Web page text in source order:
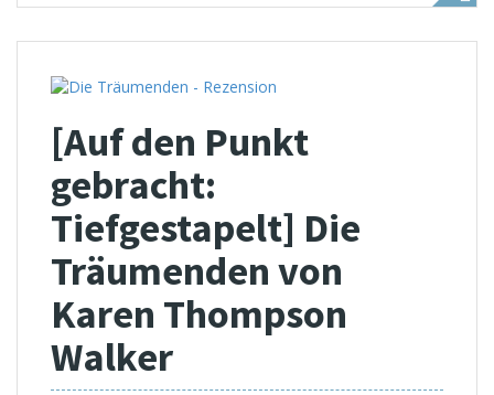
[Auf den Punkt
gebracht:
Tiefgestapelt] Die
Träumenden von
Karen Thompson
Walker